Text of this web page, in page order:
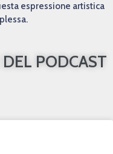
espressione artistica
PODCAST